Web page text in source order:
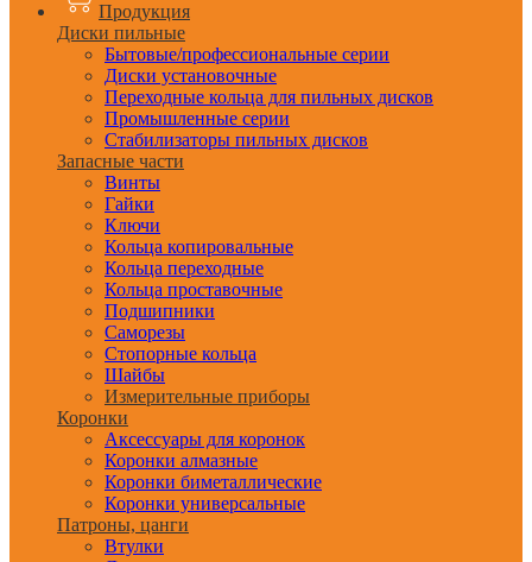
Продукция
Диски пильные
Бытовые/профессиональные серии
Диски установочные
Переходные кольца для пильных дисков
Промышленные серии
Стабилизаторы пильных дисков
Запасные части
Винты
Гайки
Ключи
Кольца копировальные
Кольца переходные
Кольца проставочные
Подшипники
Саморезы
Стопорные кольца
Шайбы
Измерительные приборы
Коронки
Аксессуары для коронок
Коронки алмазные
Коронки биметаллические
Коронки универсальные
Патроны, цанги
Втулки